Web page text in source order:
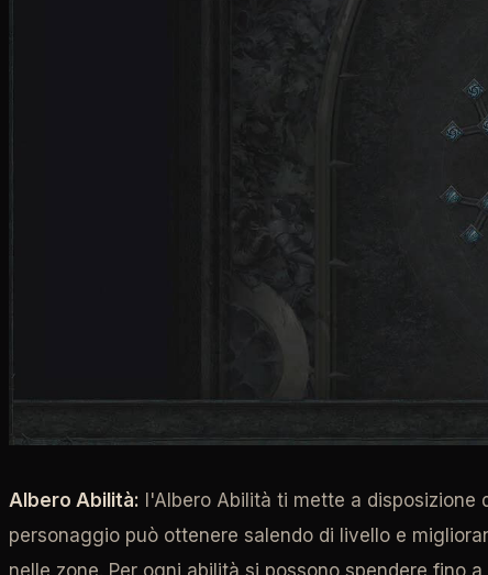
Albero Abilità: l'Albero Abilità ti mette a
personaggio può ottenere salendo di livello e
nelle zone. Per ogni abilità si possono spendere fino